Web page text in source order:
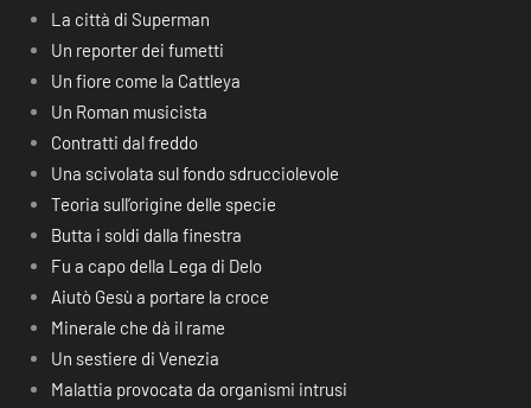
La città di Superman
Un reporter dei fumetti
Un fiore come la Cattleya
Un Roman musicista
Contratti dal freddo
Una scivolata sul fondo sdrucciolevole
Teoria sull’origine delle specie
Butta i soldi dalla finestra
Fu a capo della Lega di Delo
Aiutò Gesù a portare la croce
Minerale che dà il rame
Un sestiere di Venezia
Malattia provocata da organismi intrusi